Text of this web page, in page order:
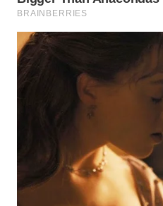
PRIANGAN
SEMARANG
WN
BOROBUDUR